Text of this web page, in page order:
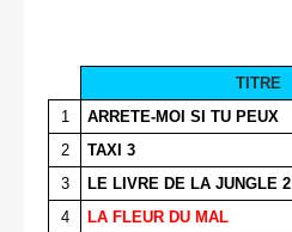
TITRE
1
ARRETE-MOI SI TU PEUX
2
TAXI 3
3
LE LIVRE DE LA JUNGLE 2
4
LA FLEUR DU MAL